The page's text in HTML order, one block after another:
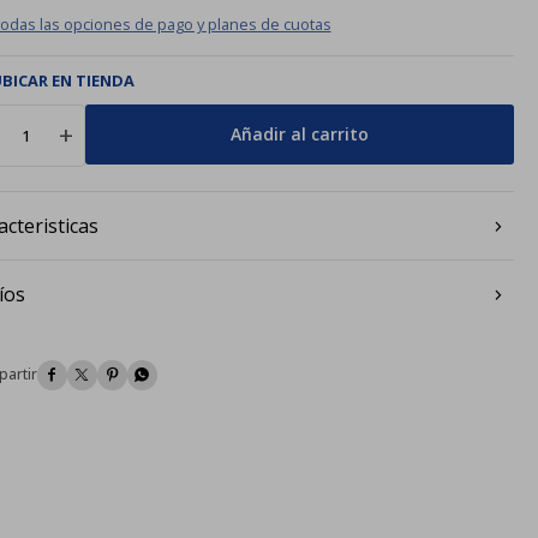
las opciones de pago y planes de cuotas
EN TIENDA
add Añadir al carrito
   